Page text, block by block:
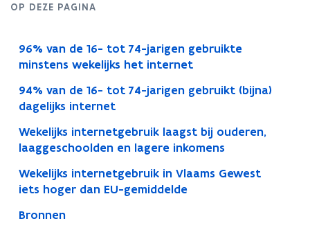
OP DEZE PAGINA
96% van de 16- tot 74-jarigen gebruikte
minstens wekelijks het internet
94% van de 16- tot 74-jarigen gebruikt (bijna)
dagelijks internet
Wekelijks internetgebruik laagst bij ouderen,
laaggeschoolden en lagere inkomens
Wekelijks internetgebruik in Vlaams Gewest
iets hoger dan EU-gemiddelde
Bronnen